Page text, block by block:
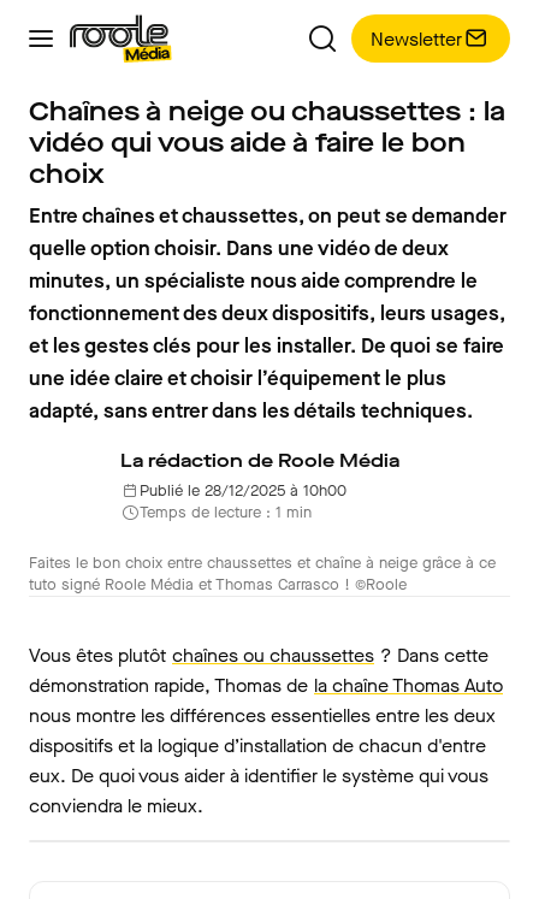
Newsletter
Chaînes à neige ou chaussettes : la
vidéo qui vous aide à faire le bon
choix
Entre chaînes et chaussettes, on peut se demander
quelle option choisir. Dans une vidéo de deux
minutes, un spécialiste nous aide comprendre le
fonctionnement des deux dispositifs, leurs usages,
et les gestes clés pour les installer. De quoi se faire
une idée claire et choisir l’équipement le plus
adapté, sans entrer dans les détails techniques.
La rédaction de Roole Média
Publié le 28/12/2025 à 10h00
Temps de lecture : 1 min
Faites le bon choix entre chaussettes et chaîne à neige grâce à ce
tuto signé Roole Média et Thomas Carrasco ! ©Roole
Vous êtes plutôt chaînes ou chaussettes ? Dans cette
démonstration rapide, Thomas de la chaîne Thomas Auto
nous montre les différences essentielles entre les deux
dispositifs et la logique d’installation de chacun d'entre
eux. De quoi vous aider à identifier le système qui vous
conviendra le mieux.